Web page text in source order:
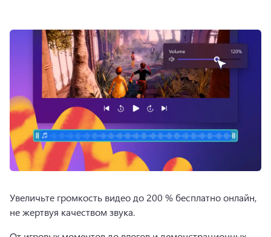
Увеличьте громкость видео до 200 % бесплатно онлайн,
не жертвуя качеством звука.